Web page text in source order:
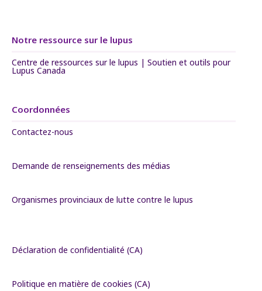
Notre ressource sur le lupus
Centre de ressources sur le lupus | Soutien et outils pour
Lupus Canada
Coordonnées
Contactez-nous
Demande de renseignements des médias
Organismes provinciaux de lutte contre le lupus
Déclaration de confidentialité (CA)
Politique en matière de cookies (CA)